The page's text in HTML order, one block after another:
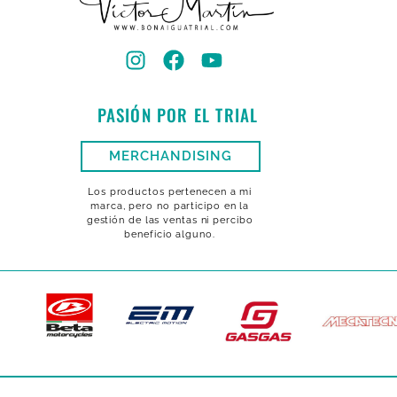
PASIÓN POR EL TRIAL
MERCHANDISING
Los productos pertenecen a mi
marca, pero no participo en la
gestión de las ventas ni percibo
beneficio alguno.